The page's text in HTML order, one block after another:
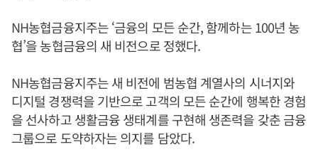
NH농협금융지주는 ‘금융의 모든 순간, 함께하는 100년 농
협’을 농협금융의 새 비전으로 정했다.
NH농협금융지주는 새 비전에 범농협 계열사의 시너지와
디지털 경쟁력을 기반으로 고객의 모든 순간에 행복한 경험
을 선사하고 생활금융 생태계를 구현해 생존력을 갖춘 금융
그룹으로 도약하자는 의지를 담았다.